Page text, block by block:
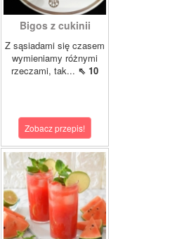
Bigos z cukinii
Z sąsiadami się czasem
wymieniamy różnymi
rzeczami, tak... ⇖ 10
Zobacz przepis!